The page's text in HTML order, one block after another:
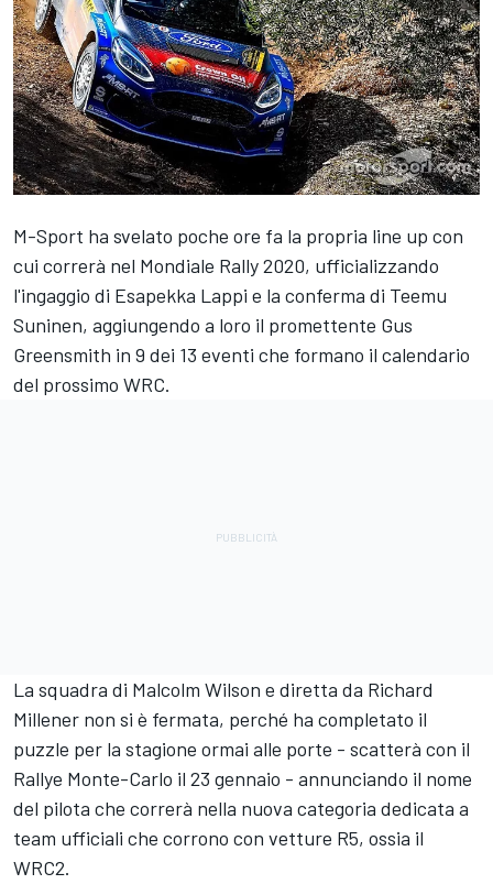
M-Sport ha svelato poche ore fa la propria line up con
cui correrà nel Mondiale Rally 2020, ufficializzando
l'ingaggio di Esapekka Lappi e la conferma di Teemu
Suninen, aggiungendo a loro il promettente Gus
Greensmith in 9 dei 13 eventi che formano il calendario
del prossimo WRC.
La squadra di Malcolm Wilson e diretta da Richard
Millener non si è fermata, perché ha completato il
puzzle per la stagione ormai alle porte - scatterà con il
Rallye Monte-Carlo il 23 gennaio - annunciando il nome
del pilota che correrà nella nuova categoria dedicata a
team ufficiali che corrono con vetture R5, ossia il
WRC2.